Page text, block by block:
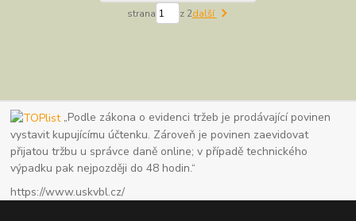
strana z 2další
„Podle zákona o evidenci tržeb je prodávající povinen
vystavit kupujícímu účtenku. Zároveň je povinen zaevidovat
přijatou tržbu u správce daně online; v případě technického
výpadku pak nejpozději do 48 hodin.“
https://www.uskvbl.cz/